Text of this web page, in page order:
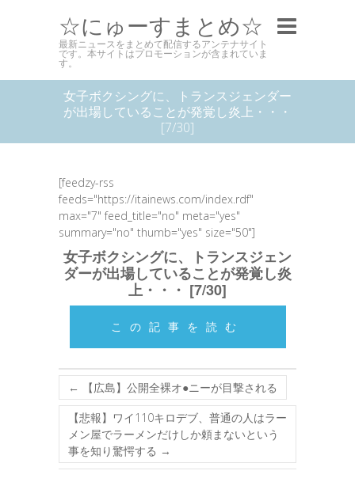
☆にゅーすまとめ☆
最新ニュースをまとめて配信するアンテナサイト
です。本サイトはプロモーションが含まれていま
す。
女子ボクシングに、トランスジェンダー
が出場していることが発覚し炎上・・・
[7/30]
[feedzy-rss
feeds="https://itainews.com/index.rdf"
max="7" feed_title="no" meta="yes"
summary="no" thumb="yes" size="50"]
女子ボクシングに、トランスジェン
ダーが出場していることが発覚し炎
上・・・ [7/30]
この記事を読む
←
【広島】公開全裸オ●ニーが目撃される
【悲報】ワイ110キロデブ、普通の人はラー
メン屋でラーメンだけしか頼まないという
事を知り驚愕する →